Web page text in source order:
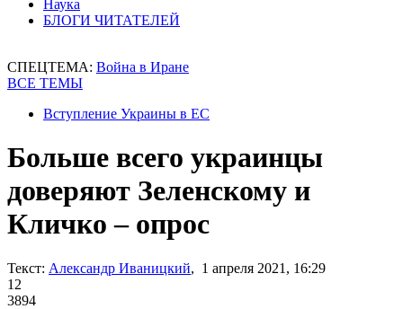
Наука
БЛОГИ ЧИТАТЕЛЕЙ
СПЕЦТЕМА: Война в Иране
ВСЕ ТЕМЫ
Вступление Украины в ЕС
Больше всего украинцы
доверяют Зеленскому и
Кличко – опрос
Текст: Александр Иваницкий, 1 апреля 2021, 16:29
12
3894